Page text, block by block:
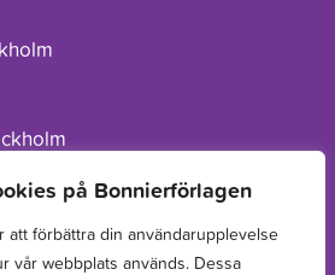
på Bonnierförlagen
att förbättra din användarupplevelse
vår webbplats används. Dessa